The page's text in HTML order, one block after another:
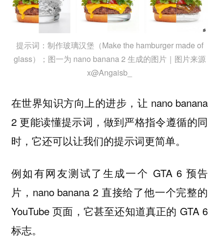
提示词：制作玻璃汉堡（Make the hamburger made of
glass）；图一为 nano banana 2 生成的图片｜图片来源
x@Angaisb_
在世界知识方向上的进步，让 nano banana
2 更能读懂提示词，做到严格指令遵循的同
时，它还可以让我们的提示词更简单。
例如有网友测试了生成一个 GTA 6 预告
片，nano banana 2 直接给了他一个完整的
YouTube 页面，它甚至还知道真正的 GTA 6
标志。